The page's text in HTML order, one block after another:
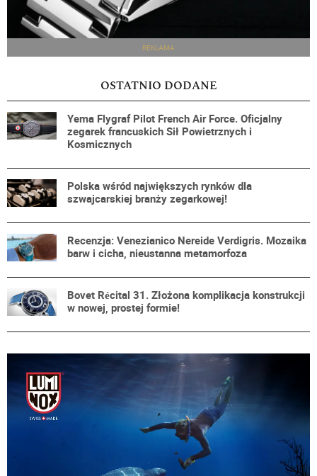
REKLAMA
OSTATNIO DODANE
Yema Flygraf Pilot French Air Force. Oficjalny
zegarek francuskich Sił Powietrznych i
Kosmicznych
Polska wśród największych rynków dla
szwajcarskiej branży zegarkowej!
Recenzja: Venezianico Nereide Verdigris. Mozaika
barw i cicha, nieustanna metamorfoza
Bovet Récital 31. Złożona komplikacja konstrukcji
w nowej, prostej formie!